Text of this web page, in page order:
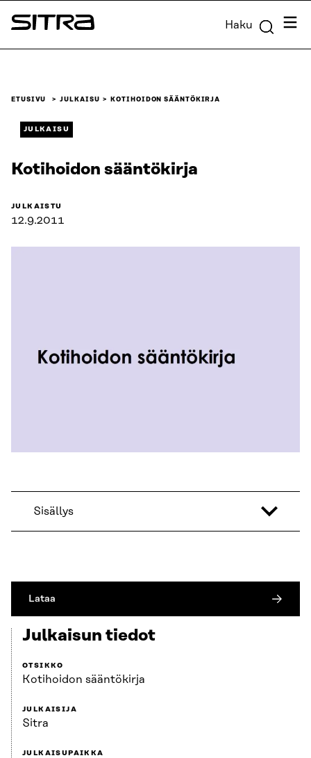
Siirry
suoraan
Sitra Haku
ETUSIVU JULKAISU KOTIHOIDON SÄÄNTÖKIRJA
JULKAISU
Kotihoidon sääntökirja
JULKAISTU
12.9.2011
Sisällys
Lataa
Julkaisun tiedot
OTSIKKO
Kotihoidon sääntökirja
JULKAISIJA
Sitra
JULKAISUPAIKKA